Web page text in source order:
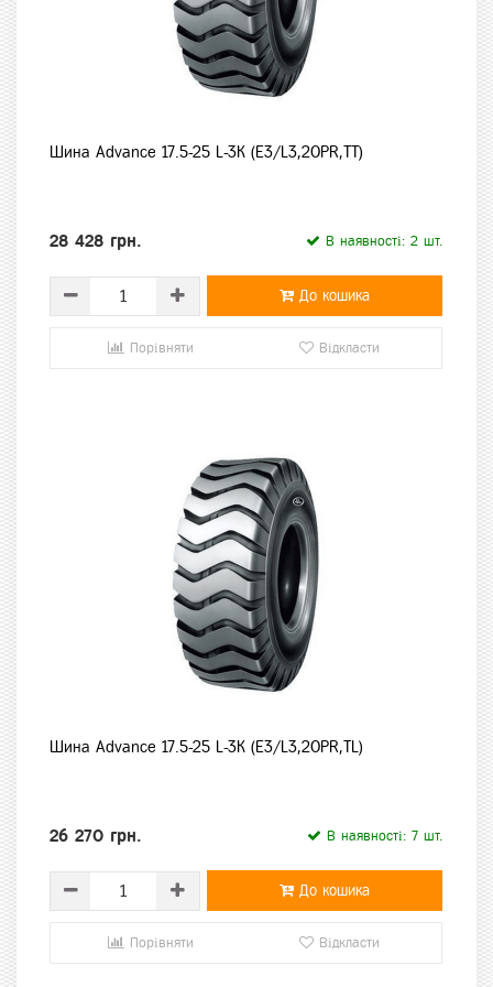
Шина Advance 17.5-25 L-3K (E3/L3,20PR,TT)
28 428 грн. В наявності: 2 шт.
До кошика
Порівняти Відкласти
Шина Advance 17.5-25 L-3K (E3/L3,20PR,TL)
26 270 грн. В наявності: 7 шт.
До кошика
Порівняти Відкласти